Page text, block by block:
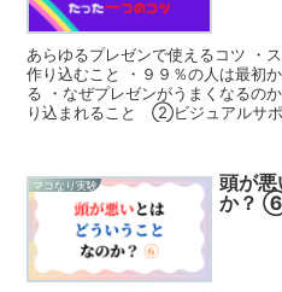
あらゆるプレゼンで使えるコツ ・
作り込むこと ・９９％の人は最初
る ・なぜプレゼンがうまくなる
り込まれること ②ビジュアルサ
マコなり実験
頭が
か？